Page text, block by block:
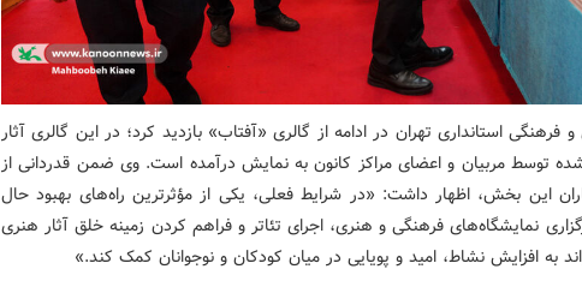
استانداری تهران در ادامه از گالری «آفتاب» بازدید کرد؛ در این گالری آثار
توسط مربیان و اعضای مراکز کانون به نمایش درآمده است. وی ضمن قدردانی از
این بخش، اظهار داشت: «در شرایط فعلی، یکی از مؤثرترین راه‌های بهبود حال
نمایشگاه‌های فرهنگی و هنری، اجرای تئاتر و فراهم کردن زمینه خلق آثار هنری
به افزایش نشاط، امید و پویایی در میان کودکان و نوجوانان کمک کند.»